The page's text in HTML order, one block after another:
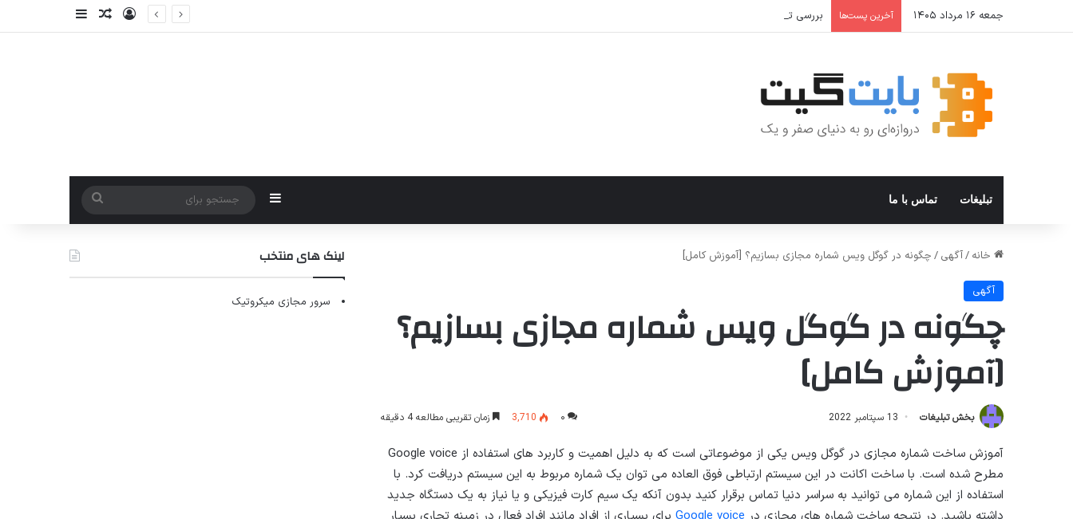
جمعه ۱۶ مرداد ۱۴۰۵ آخرین پست‌ها بررسی تخصصی: آیا واقعا شارژ سریع باتری را نابود می‌کند؟ راهکارهای عملی برای افزایش طول عمر باتری ورودنوشته تصادفی
سایدبار
تبلیغات تماس با ما سایدبار
جستجو
برای
خانه /آگهی / چگونه در گوگل ویس شماره مجازی بسازیم؟ [آموزش کامل]
آگهی
چگونه در گوگل ویس شماره مجازی بسازیم؟
[آموزش کامل]
بخش تبلیغات 13 سپتامبر 2022 ۰ 3,710 زمان تقریبی مطالعه 4 دقیقه
آموزش ساخت شماره مجازی در گوگل ویس یکی از موضوعاتی است که به دلیل اهمیت و کاربرد های استفاده از Google voice
مطرح شده است. با ساخت اکانت در این سیستم ارتباطی فوق العاده می توان یک شماره مربوط به این سیستم دریافت کرد. با
استفاده از این شماره می توانید به سراسر دنیا تماس برقرار کنید بدون آنکه یک سیم کارت فیزیکی و یا نیاز به یک دستگاه جدید
لینک های منتخب
سرور مجازی میکروتیک